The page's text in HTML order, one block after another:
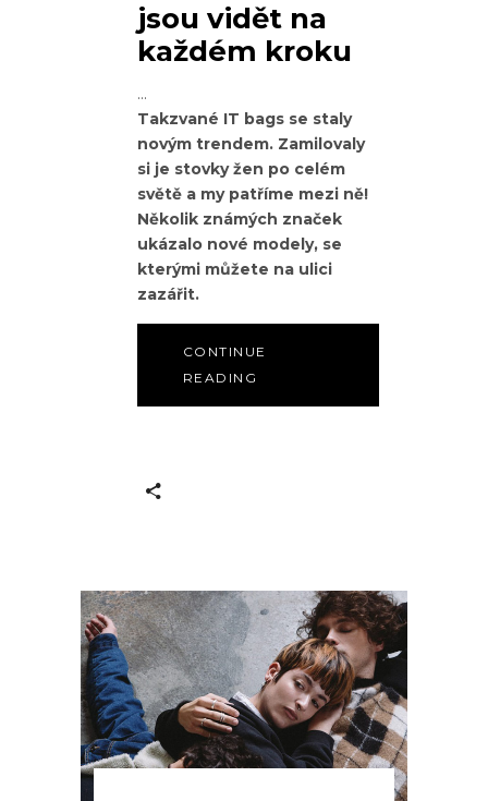
jsou vidět na
každém kroku
Takzvané IT bags se staly
novým trendem. Zamilovaly
si je stovky žen po celém
světě a my patříme mezi ně!
Několik známých značek
ukázalo nové modely, se
kterými můžete na ulici
zazářit.
CONTINUE
READING